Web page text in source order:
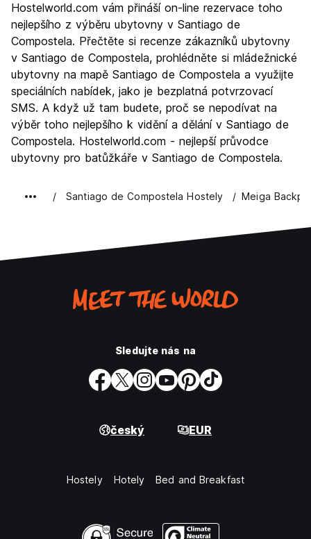
Kultura
Noční život
7.5
Hodnota za peníze
8.4
Hostelworld.com vám přináší on-line rezervace toho
nejlepšího z výběru ubytovny v Santiago de
Compostela. Přečtěte si recenze zákazníků ubytovny
v Santiago de Compostela, prohlédněte si mládežnické
ubytovny na mapě Santiago de Compostela a využijte
speciálních nabídek, jako je bezplatná potvrzovací
SMS. A když už tam budete, proč se nepodívat na
výběr toho nejlepšího k vidění a dělání v Santiago de
Compostela. Hostelworld.com - nejlepší průvodce
ubytovny pro batůžkáře v Santiago de Compostela.
Santiago de Compostela Hostely Meiga
Sledujte nás na
český EUR
Hostely Hotely Bed and Breakfast